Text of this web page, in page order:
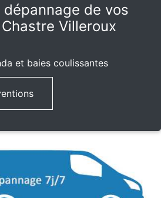
de vos
Villeroux
et baies coulissantes